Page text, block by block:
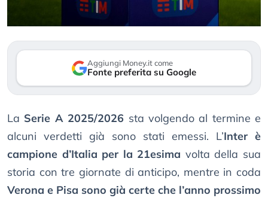
Aggiungi Money.it come
Fonte preferita su Google
La Serie A 2025/2026 sta volgendo al termine e
alcuni verdetti già sono stati emessi. L’Inter è
campione d’Italia per la 21esima volta della sua
storia con tre giornate di anticipo, mentre in coda
Verona e Pisa sono già certe che l’anno prossimo